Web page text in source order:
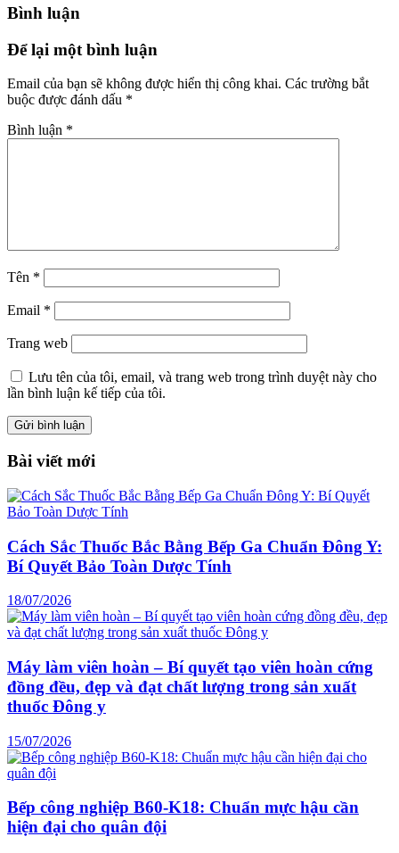
Bình luận
Để lại một bình luận
Email của bạn sẽ không được hiển thị công khai. Các trường bắt
buộc được đánh dấu *
Bình luận *
Tên *
Email *
Trang web
Lưu tên của tôi, email, và trang web trong trình duyệt này cho
lần bình luận kế tiếp của tôi.
Bài viết mới
Cách Sắc Thuốc Bắc Bằng Bếp Ga Chuẩn Đông Y:
Bí Quyết Bảo Toàn Dược Tính
18/07/2026
Máy làm viên hoàn – Bí quyết tạo viên hoàn cứng
đồng đều, đẹp và đạt chất lượng trong sản xuất
thuốc Đông y
15/07/2026
Bếp công nghiệp B60-K18: Chuẩn mực hậu cần
hiện đại cho quân đội